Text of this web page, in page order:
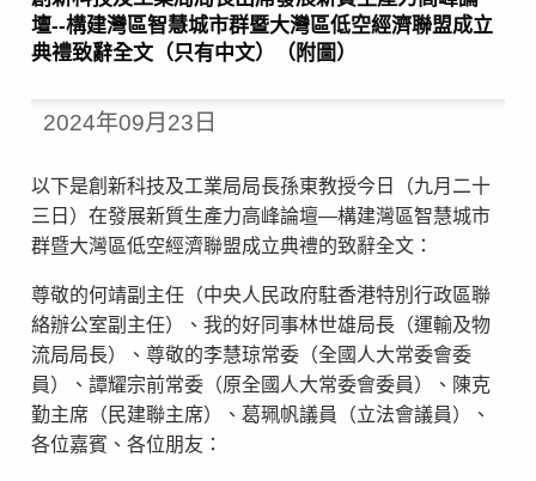
壇--構建灣區智慧城市群暨大灣區低空經濟聯盟成立
典禮致辭全文（只有中文）（附圖）
2024年09月23日
以下是創新科技及工業局局長孫東教授今日（九月二十
三日）在發展新質生產力高峰論壇—構建灣區智慧城市
群暨大灣區低空經濟聯盟成立典禮的致辭全文：
尊敬的何靖副主任（中央人民政府駐香港特別行政區聯
絡辦公室副主任）、我的好同事林世雄局長（運輸及物
流局局長）、尊敬的李慧琼常委（全國人大常委會委
員）、譚耀宗前常委（原全國人大常委會委員）、陳克
勤主席（民建聯主席）、葛珮帆議員（立法會議員）、
各位嘉賓、各位朋友：